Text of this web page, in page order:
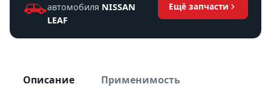
автомобиля NISSAN
LEAF
Ещё запчасти
Описание Применимость